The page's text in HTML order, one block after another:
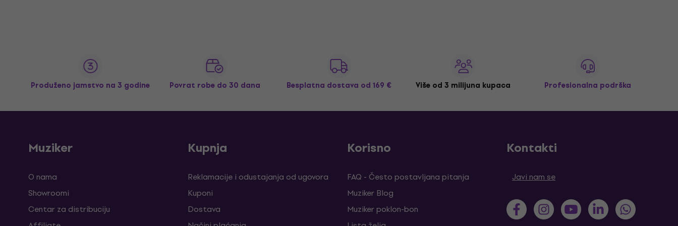
Produženo jamstvo na 3 godine Povrat robe do 30 dana Besplatna dostava od 169 € Više od 3 milijuna kupaca Profesionalna podrška
Muziker
O nama
Showroomi
Centar za distribuciju
Kupnja
Reklamacije i odustajanja od ugovora
Kuponi
Dostava
Korisno
FAQ - Često postavljana pitanja
Muziker Blog
Muziker poklon-bon
Kontakti
Javi nam se